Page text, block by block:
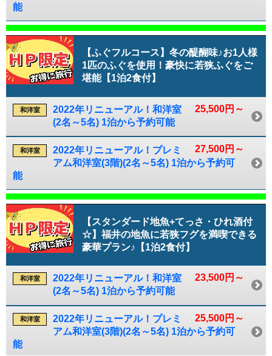
能
【ふぐフルコース】冬の醍醐味♪お1人様
1匹のふぐを使用！豪快に若狭ふぐをご
堪能【1泊2食付】
25,500円～
和洋室
2022年リニューアル！和洋室
(2名～5名) 1泊から予約可能
27,500円～
和洋室
2022年リニューアル！プレミ
アム和洋室(3階)(2名～5名) 1泊から予約可
能
【スタンダード地魚+てっさ・ひれ酒付
☆】福井の地魚に若狭フグを満喫できる
豪華プラン♪【1泊2食付】
23,500円～
和洋室
2022年リニューアル！和洋室
(2名～5名) 1泊から予約可能
25,500円～
和洋室
2022年リニューアル！プレミ
アム和洋室(3階)(2名～5名) 1泊から予約可
能